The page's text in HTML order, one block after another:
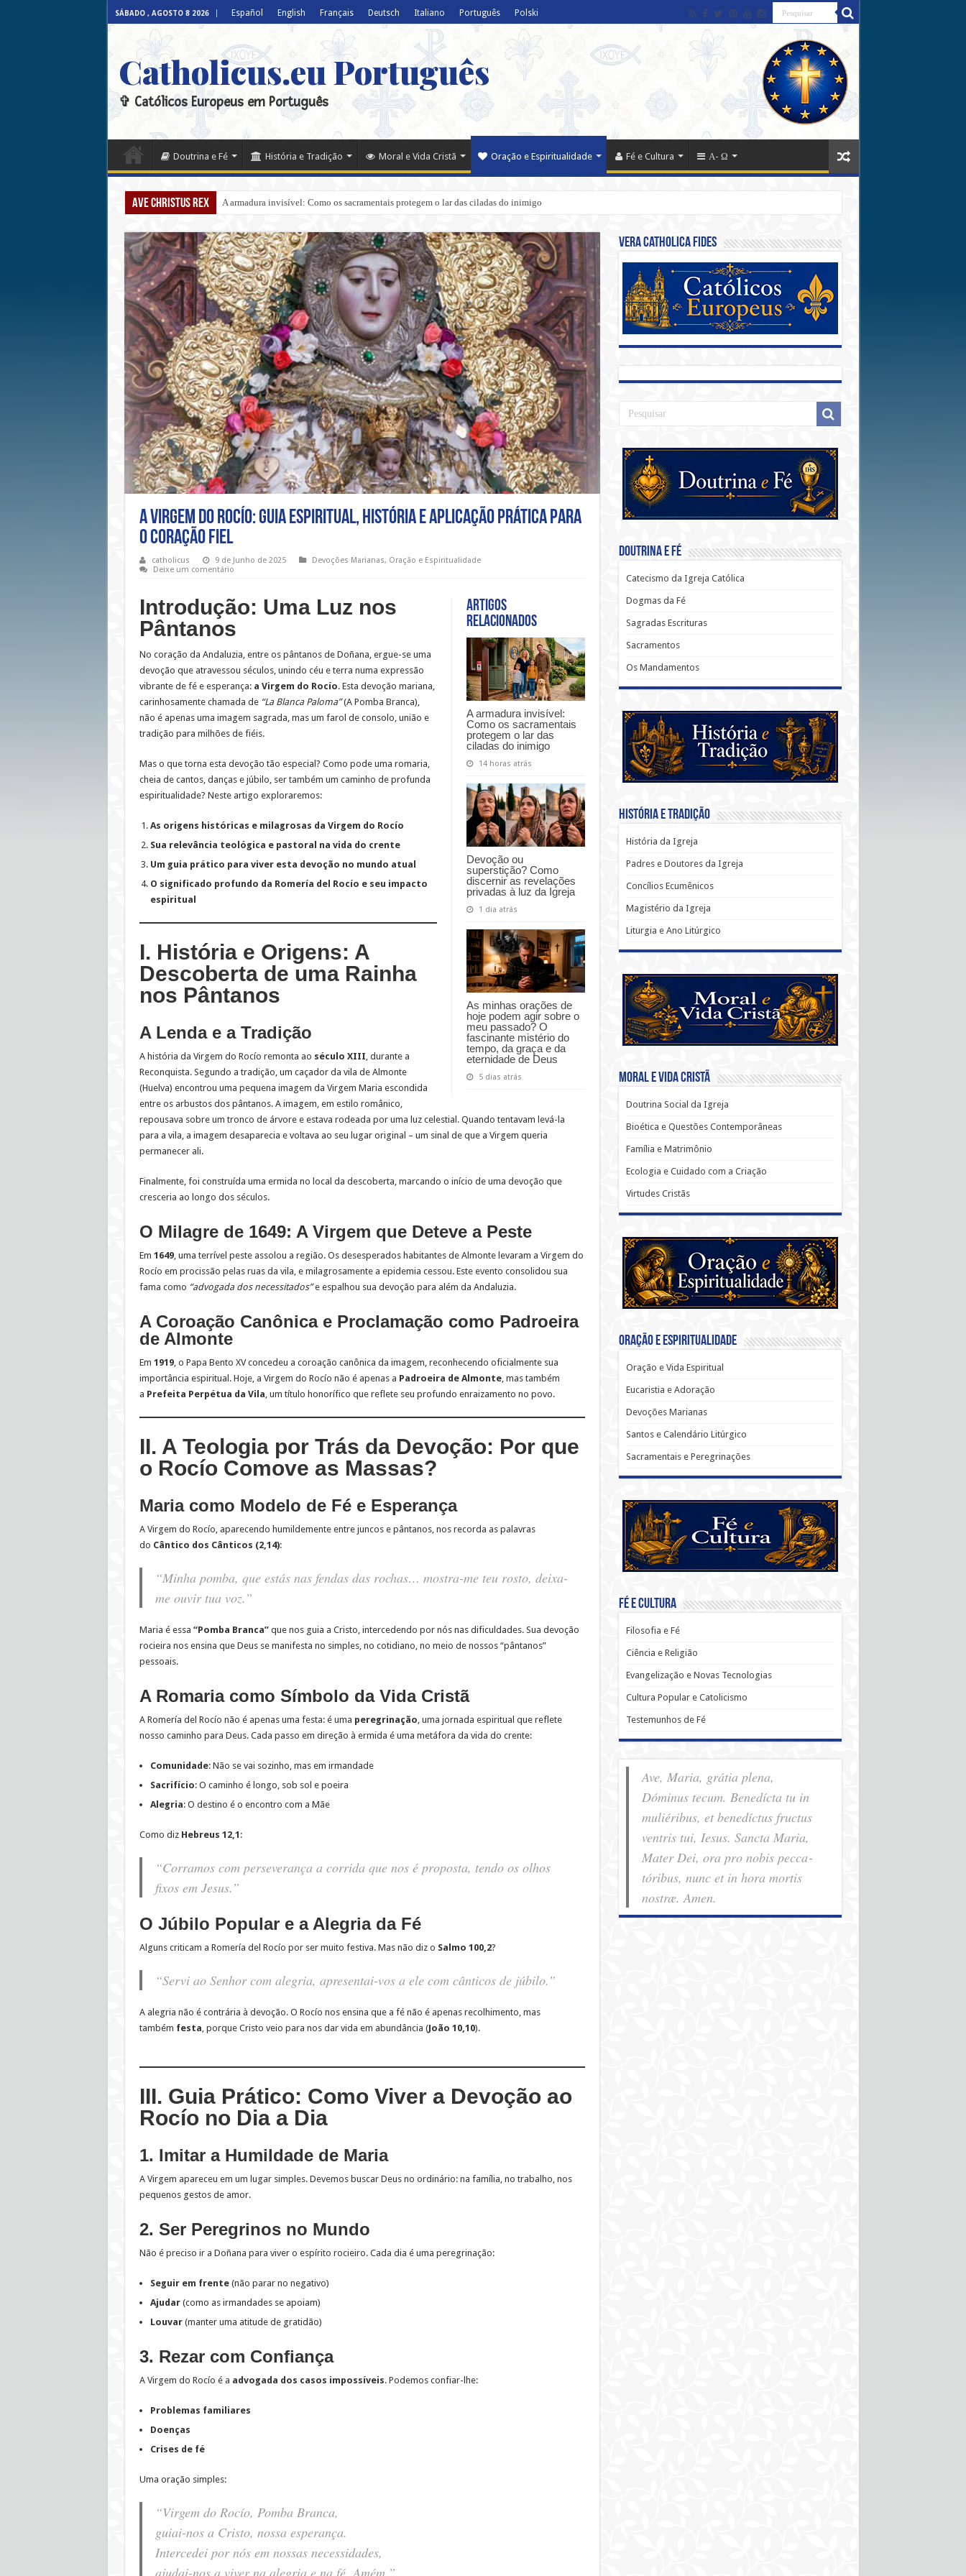
SÁBADO , AGOSTO 8 2026 Español English Français Deutsch Italiano Português Polski
Catholicus.eu Português
✞ Católicos Europeus em Português
Doutrina e Fé História e Tradição Moral e Vida Cristã Oração e Espiritualidade Fé e Cultura Α- Ω
Ave Christus Rex A armadura invisível: Como os sacramentais protegem o lar das ciladas do inimigo
A Virgem do Rocío: Guia Espiritual, História e Aplicação Prática para
o Coração Fiel
catholicus 9 de Junho de 2025 Devoções Marianas, Oração e Espiritualidade
Deixe um comentário
Artigos
relacionados
A armadura invisível:
Como os sacramentais
protegem o lar das
ciladas do inimigo
14 horas atrás
Devoção ou
superstição? Como
discernir as revelações
privadas à luz da Igreja
1 dia atrás
As minhas orações de
hoje podem agir sobre o
meu passado? O
fascinante mistério do
tempo, da graça e da
eternidade de Deus
5 dias atrás
Introdução: Uma Luz nos
Pântanos
No coração da Andaluzia, entre os pântanos de Doñana, ergue-se uma
devoção que atravessou séculos, unindo céu e terra numa expressão
vibrante de fé e esperança: a Virgem do Rocío. Esta devoção mariana,
carinhosamente chamada de “La Blanca Paloma”(A Pomba Branca),
não é apenas uma imagem sagrada, mas um farol de consolo, união e
tradição para milhões de fiéis.
Mas o que torna esta devoção tão especial? Como pode uma romaria,
cheia de cantos, danças e júbilo, ser também um caminho de profunda
espiritualidade? Neste artigo exploraremos:
As origens históricas e milagrosas da Virgem do Rocío
Sua relevância teológica e pastoral na vida do crente
Um guia prático para viver esta devoção no mundo atual
O significado profundo da Romería del Rocío e seu impacto
espiritual
I. História e Origens: A
Descoberta de uma Rainha
nos Pântanos
A Lenda e a Tradição
A história da Virgem do Rocío remonta ao século XIII, durante a
Reconquista. Segundo a tradição, um caçador da vila de Almonte
(Huelva) encontrou uma pequena imagem da Virgem Maria escondida
entre os arbustos dos pântanos. A imagem, em estilo românico,
repousava sobre um tronco de árvore e estava rodeada por uma luz celestial. Quando tentavam levá-la
para a vila, a imagem desaparecia e voltava ao seu lugar original – um sinal de que a Virgem queria
permanecer ali.
Finalmente, foi construída uma ermida no local da descoberta, marcando o início de uma devoção que
cresceria ao longo dos séculos.
O Milagre de 1649: A Virgem que Deteve a Peste
Em 1649, uma terrível peste assolou a região. Os desesperados habitantes de Almonte levaram a Virgem do
Rocío em procissão pelas ruas da vila, e milagrosamente a epidemia cessou. Este evento consolidou sua
fama como “advogada dos necessitados”e espalhou sua devoção para além da Andaluzia.
A Coroação Canônica e Proclamação como Padroeira
de Almonte
Em 1919, o Papa Bento XV concedeu a coroação canônica da imagem, reconhecendo oficialmente sua
importância espiritual. Hoje, a Virgem do Rocío não é apenas a Padroeira de Almonte, mas também
a Prefeita Perpétua da Vila, um título honorífico que reflete seu profundo enraizamento no povo.
II. A Teologia por Trás da Devoção: Por que
o Rocío Comove as Massas?
Maria como Modelo de Fé e Esperança
A Virgem do Rocío, aparecendo humildemente entre juncos e pântanos, nos recorda as palavras
do Cântico dos Cânticos (2,14):
“Minha pomba, que estás nas fendas das rochas… mostra-me teu rosto, deixa-
me ouvir tua voz.”
Maria é essa “Pomba Branca”que nos guia a Cristo, intercedendo por nós nas dificuldades. Sua devoção
rocieira nos ensina que Deus se manifesta no simples, no cotidiano, no meio de nossos “pântanos”
pessoais.
A Romaria como Símbolo da Vida Cristã
A Romería del Rocío não é apenas uma festa: é uma peregrinação, uma jornada espiritual que reflete
nosso caminho para Deus. Cada passo em direção à ermida é uma metáfora da vida do crente:
Comunidade: Não se vai sozinho, mas em irmandade
Sacrifício: O caminho é longo, sob sol e poeira
Alegria: O destino é o encontro com a Mãe
Como diz Hebreus 12,1 :
“Corramos com perseverança a corrida que nos é proposta, tendo os olhos
fixos em Jesus.”
O Júbilo Popular e a Alegria da Fé
Alguns criticam a Romería del Rocío por ser muito festiva. Mas não diz o Salmo 100,2?
“Servi ao Senhor com alegria, apresentai-vos a ele com cânticos de júbilo.”
A alegria não é contrária à devoção. O Rocío nos ensina que a fé não é apenas recolhimento, mas
também festa, porque Cristo veio para nos dar vida em abundância (João 10,10).
III. Guia Prático: Como Viver a Devoção ao
Rocío no Dia a Dia
1. Imitar a Humildade de Maria
A Virgem apareceu em um lugar simples. Devemos buscar Deus no ordinário: na família, no trabalho, nos
pequenos gestos de amor.
2. Ser Peregrinos no Mundo
Não é preciso ir a Doñana para viver o espírito rocieiro. Cada dia é uma peregrinação:
Seguir em frente(não parar no negativo)
Ajudar(como as irmandades se apoiam)
Louvar(manter uma atitude de gratidão)
3. Rezar com Confiança
A Virgem do Rocío é a advogada dos casos impossíveis. Podemos confiar-lhe:
Problemas familiares
Doenças
Crises de fé
Uma oração simples:
“Virgem do Rocío, Pomba Branca,
guiai-nos a Cristo, nossa esperança.
Intercedei por nós em nossas necessidades,
ajudai-nos a viver na alegria e na fé. Amém.”
Vera Catholica Fides
Doutrina e Fé
Catecismo da Igreja Católica
Dogmas da Fé
Sagradas Escrituras
Sacramentos
Os Mandamentos
História e Tradição
História da Igreja
Padres e Doutores da Igreja
Concílios Ecumênicos
Magistério da Igreja
Liturgia e Ano Litúrgico
Moral e Vida Cristã
Doutrina Social da Igreja
Bioética e Questões Contemporâneas
Família e Matrimônio
Ecologia e Cuidado com a Criação
Virtudes Cristãs
Oração e Espiritualidade
Oração e Vida Espiritual
Eucaristia e Adoração
Devoções Marianas
Santos e Calendário Litúrgico
Sacramentais e Peregrinações
Fé e Cultura
Filosofia e Fé
Ciência e Religião
Evangelização e Novas Tecnologias
Cultura Popular e Catolicismo
Testemunhos de Fé
Ave, Maria, grátia plena,
Dóminus tecum. Benedícta tu in
muliéribus, et benedíctus fructus
ventris tui, Iesus. Sancta Maria,
Mater Dei, ora pro nobis pec­ca­
tóribus, nunc et in hora mortis
nostræ. Amen.